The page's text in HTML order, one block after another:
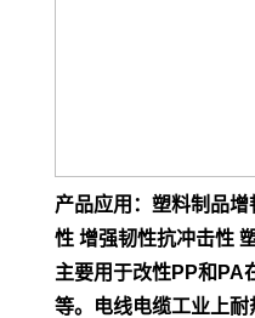
产品应用：塑料制品
性 增强韧性抗冲击性
主要用于改性PP和PA
等。电线电缆工业上